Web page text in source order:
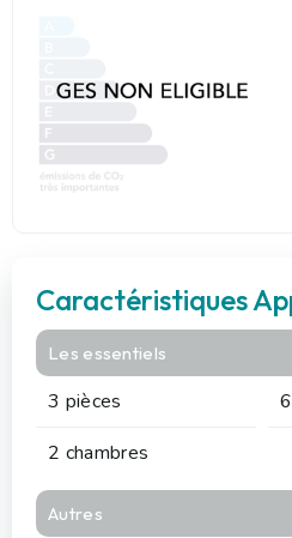
Caractéristiques
Les essentiels
3 pièces
2 chambres
Autres